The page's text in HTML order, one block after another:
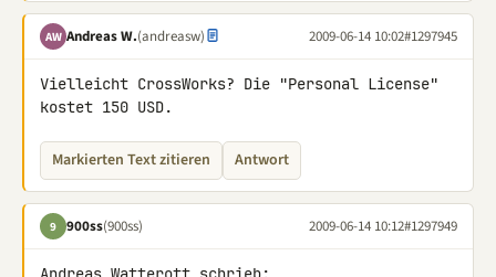
AW Andreas W.(andreasw) 2009-06-14 10:02#1297945
Vielleicht CrossWorks? Die "Personal License"
kostet 150 USD.
Markierten Text zitieren Antwort
9 900ss(900ss) 2009-06-14 10:12#1297949